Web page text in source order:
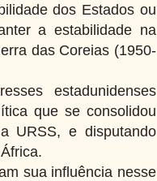
dos Estados ou
a estabilidade na
das Coreias (1950-
estadunidenses
que se consolidou
URSS, e disputando
sua influência nesse